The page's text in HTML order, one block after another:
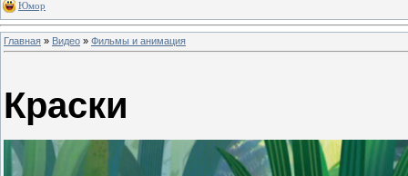
Юмор
Главная » Видео » Фильмы и анимация
Краски